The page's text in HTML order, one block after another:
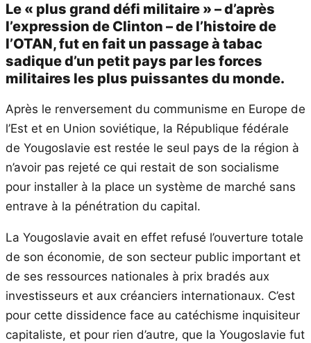
Le « plus grand défi militaire » – d’après
l’expression de Clinton – de l’histoire de
l’OTAN, fut en fait un passage à tabac
sadique d’un petit pays par les forces
militaires les plus puissantes du monde.
Après le renversement du communisme en Europe de
l’Est et en Union soviétique, la République fédérale
de Yougoslavie est restée le seul pays de la région à
n’avoir pas rejeté ce qui restait de son socialisme
pour installer à la place un système de marché sans
entrave à la pénétration du capital.
La Yougoslavie avait en effet refusé l’ouverture totale
de son économie, de son secteur public important et
de ses ressources nationales à prix bradés aux
investisseurs et aux créanciers internationaux. C’est
pour cette dissidence face au catéchisme inquisiteur
capitaliste, et pour rien d’autre, que la Yougoslavie fut